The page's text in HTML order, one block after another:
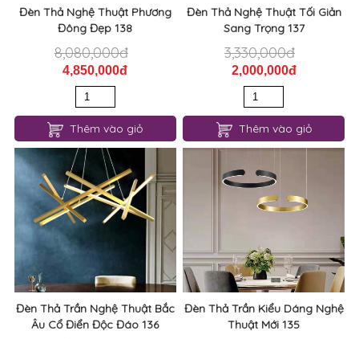
Đèn Thả Nghệ Thuật Phương
Đông Đẹp 138
8,080,000đ
4,850,000đ
Thêm vào giỏ
Đèn Thả Nghệ Thuật Tối Giản
Sang Trọng 137
3,330,000đ
2,000,000đ
Thêm vào giỏ
Đèn Thả Trần Nghệ Thuật Bắc
Âu Cổ Điển Độc Đáo 136
Đèn Thả Trần Kiểu Dáng Nghệ
Thuật Mới 135